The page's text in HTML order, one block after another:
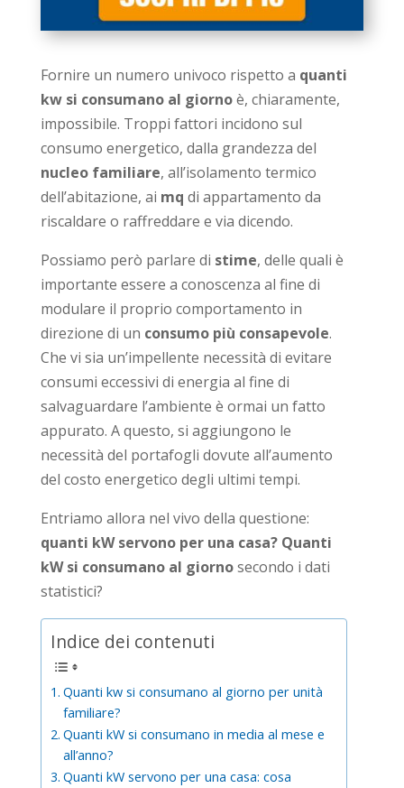
Fornire un numero univoco rispetto a quanti
kw si consumano al giornoè, chiaramente,
impossibile. Troppi fattori incidono sul
consumo energetico, dalla grandezza del
nucleo familiare, all’isolamento termico
dell’abitazione, ai mq di appartamento da
riscaldare o raffreddare e via dicendo.
Possiamo però parlare di stime, delle quali è
importante essere a conoscenza al fine di
modulare il proprio comportamento in
direzione di un consumo più consapevole.
Che vi sia un’impellente necessità di evitare
consumi eccessivi di energia al fine di
salvaguardare l’ambiente è ormai un fatto
appurato. A questo, si aggiungono le
necessità del portafogli dovute all’aumento
del costo energetico degli ultimi tempi.
Entriamo allora nel vivo della questione:
quanti kW servono per una casa? Quanti
kW si consumano al giornosecondo i dati
statistici?
Indice dei contenuti
Quanti kw si consumano al giorno per unità
familiare?
Quanti kW si consumano in media al mese e
all’anno?
Quanti kW servono per una casa: cosa